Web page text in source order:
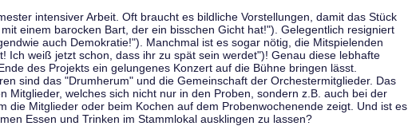
intensiver Arbeit. Oft braucht es bildliche Vorstellungen, damit das Stück
einem barocken Bart, der ein bisschen Gicht hat!"). Gelegentlich resigniert
auch Demokratie!"). Manchmal ist es sogar nötig, die Mitspielenden
Ich weiß jetzt schon, dass ihr zu spät sein werdet")! Genau diese lebhafte
des Projekts ein gelungenes Konzert auf die Bühne bringen lässt.
sind das "Drumherum" und die Gemeinschaft der Orchestermitglieder. Das
Mitglieder, welches sich nicht nur in den Proben, sondern z.B. auch bei der
die Mitglieder oder beim Kochen auf dem Probenwochenende zeigt. Und ist es
Essen und Trinken im Stammlokal ausklingen zu lassen?